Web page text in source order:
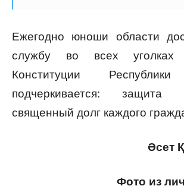
Ежегодно юноши области
службу во всех
Конституции Республики
подчеркивается:
священный долг каждого
Әсет
Фото из